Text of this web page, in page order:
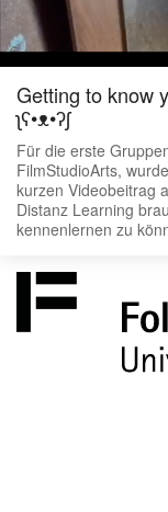
Getting to know
ʅʕ•ᴥ•ʔʃ
Für die erste
FilmStudioArts,
kurzen Videobeitrag
Distanz Learning
kennenlernen zu